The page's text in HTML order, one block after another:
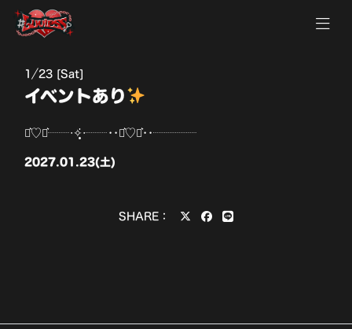
1 23 [Sat]
イベントあり
⋆͛♡⋆͛┈┈‧✧̣̥̇‧┈┈••⋆͛♡⋆͛••┈┈┈┈
2027.01.23(土)
SHARE：